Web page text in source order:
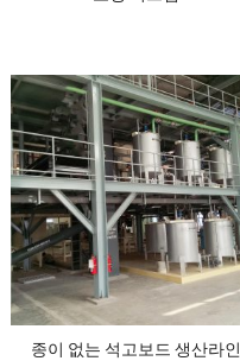
종이 없는 석고보드 생산라인